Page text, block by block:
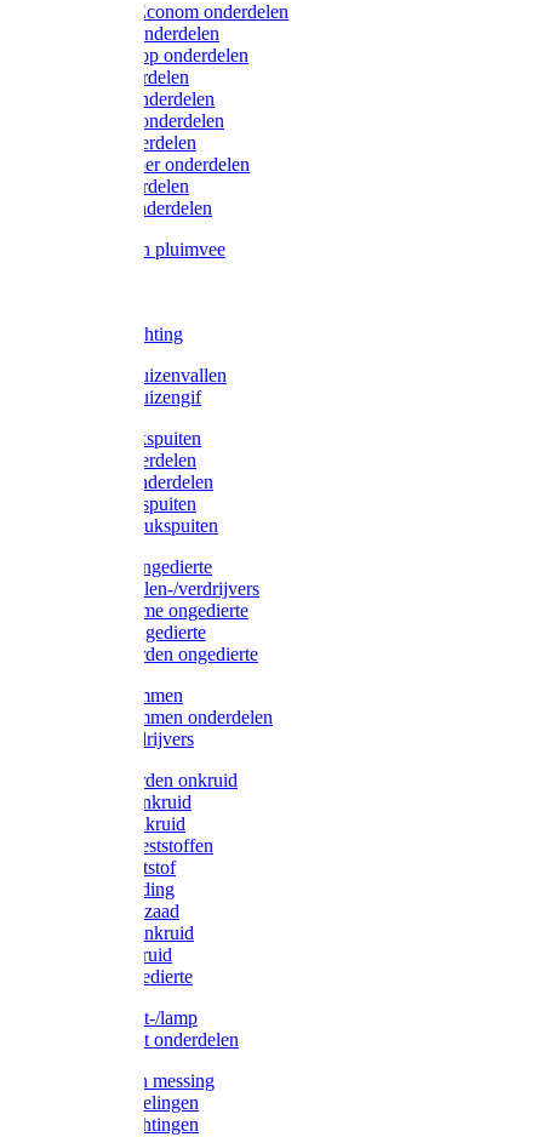
Aesculap/Econom onderdelen
Hauptner onderdelen
Lister/Liscop onderdelen
Eider onderdelen
Heiniger onderdelen
Constanta onderdelen
Moser onderdelen
Farm Clipper onderdelen
Oster onderdelen
TailWell onderdelen
Voerbakken pluimvee
LED verlichting
Ratten / Muizenvallen
Ratten / Muizengif
Gloria drukspuiten
Gloria onderdelen
Gardena onderdelen
Dario drukspuiten
Gardena drukspuiten
Diversen ongedierte
Insectenvallen-/verdrijvers
Protect Home ongedierte
Solabiol ongedierte
Protect Garden ongedierte
Mollenklemmen
Mollenklemmen onderdelen
Mollenverdrijvers
Protect Garden onkruid
Diversen onkruid
Solabiol onkruid
Solabiol meststoffen
Pokon meststof
Pokon voeding
Pokon graszaad
Roundup onkruid
Pokon onkruid
Pokon ongedierte
Vliegenkast-/lamp
Vliegenkast onderdelen
Zuigkorven messing
Geka koppelingen
Geka afdichtingen